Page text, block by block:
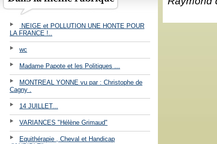
NEIGE et POLLUTION UNE HONTE POUR
LA FRANCE !..
wc
Madame Papote et les Politiques ...
MONTREAL YONNE vu par : Christophe de
Cagny .
14 JUILLET...
VARIANCES "Hélène Grimaud"
Equithérapie , Cheval et Handicap